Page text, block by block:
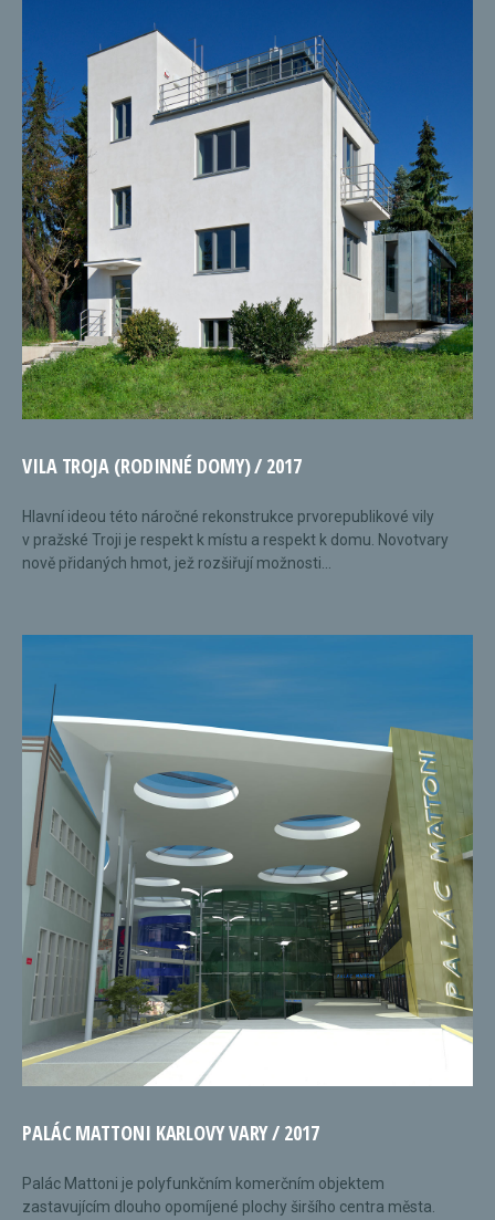
VILA TROJA (RODINNÉ DOMY) / 2017
Hlavní ideou této náročné rekonstrukce prvorepublikové vily
v pražské Troji je respekt k místu a respekt k domu. Novotvary
nově přidaných hmot, jež rozšiřují možnosti...
PALÁC MATTONI KARLOVY VARY / 2017
Palác Mattoni je polyfunkčním komerčním objektem
zastavujícím dlouho opomíjené plochy širšího centra města.